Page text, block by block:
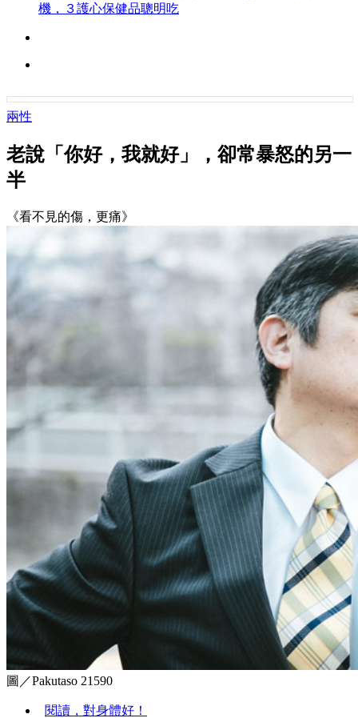
機，３護心保健品聰明吃
兩性
老說「你好，我就好」，卻常暴怒的另一
半
《看不見的傷，更痛》
圖／Pakutaso 21590
閱讀，對身體好！